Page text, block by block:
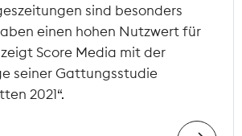
sind besonders
einen hohen Nutzwert für
Score Media mit der
seiner Gattungsstudie
2021“.